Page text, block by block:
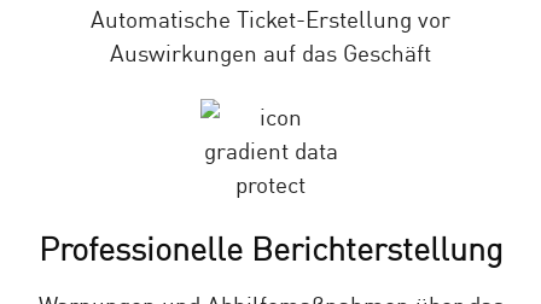
Automatische Ticket-Erstellung vor
Auswirkungen auf das Geschäft
Professionelle Berichterstellung